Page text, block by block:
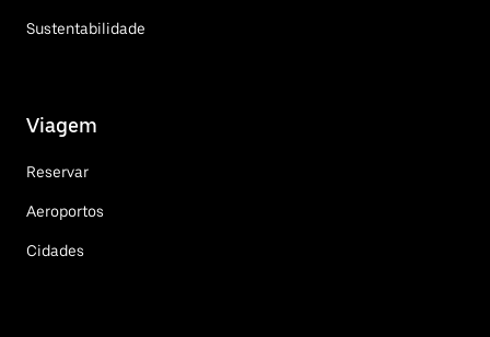
Sustentabilidade
Viagem
Reservar
Aeroportos
Cidades